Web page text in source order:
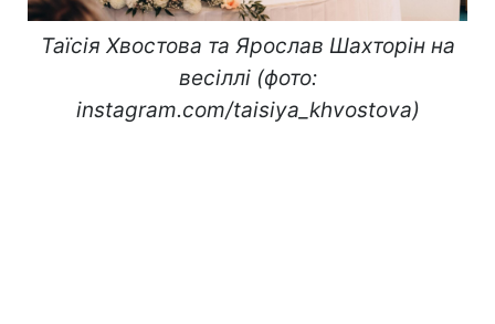
Таїсія Хвостова та Ярослав Шахторін на
весіллі (фото:
instagram.com/taisiya_khvostova)